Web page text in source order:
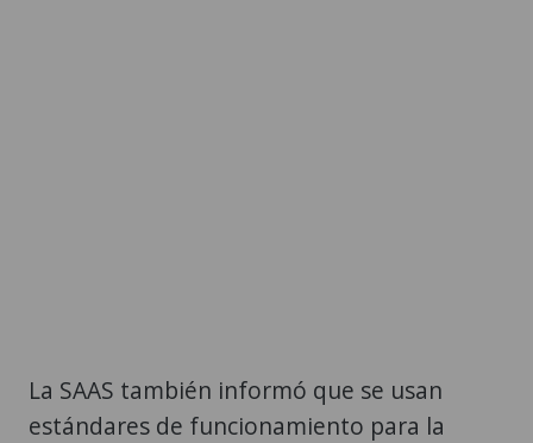
La SAAS también informó que se usan
estándares de funcionamiento para la